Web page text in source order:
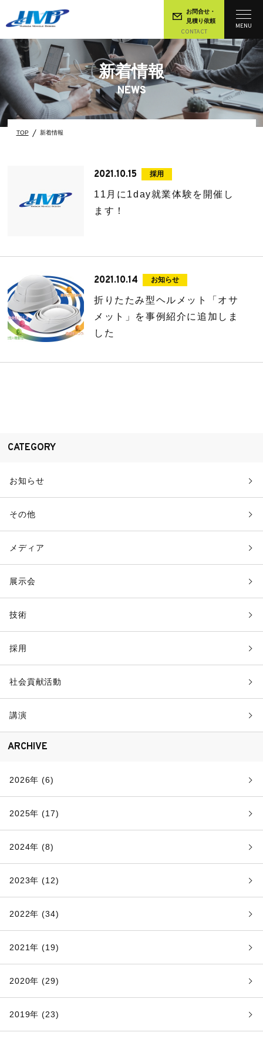
お問合せ・
見積り依頼
CONTACT
MENU
新着情報
NEWS
TOP 新着情報
2021.10.15 採用
11月に1day就業体験を開催し
ます！
2021.10.14 お知らせ
折りたたみ型ヘルメット「オサ
メット」を事例紹介に追加しま
した
CATEGORY
お知らせ
その他
メディア
展示会
技術
採用
社会貢献活動
講演
ARCHIVE
2026年 (6)
2025年 (17)
2024年 (8)
2023年 (12)
2022年 (34)
2021年 (19)
2020年 (29)
2019年 (23)